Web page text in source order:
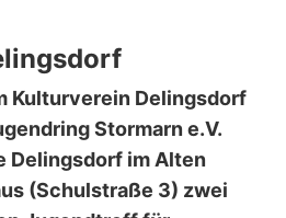
Kulturverein Delingsdorf
Stormarn e.V.
Delingsdorf im Alten
(Schulstraße 3) zwei